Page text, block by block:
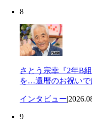
8
さとう宗幸『2年B
を…還暦のお祝い
インタビュー|
9